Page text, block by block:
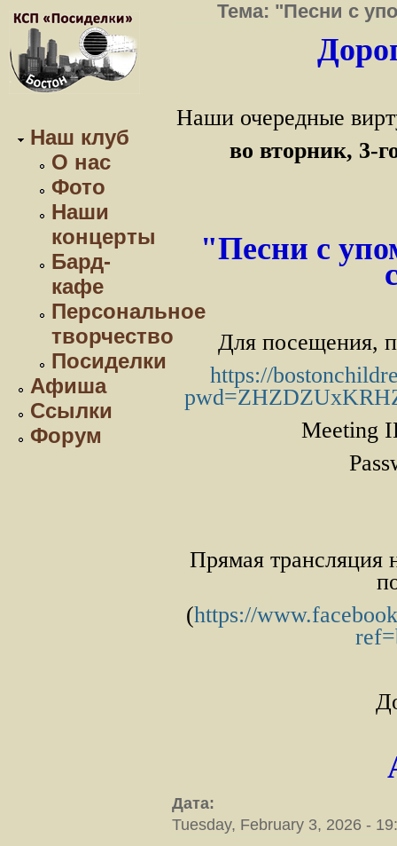
Наш клуб
О нас
Фото
Наши
концерты
Бард-
кафе
Персональное
творчество
Посиделки
Афиша
Ссылки
Форум
Тема: "Песни с
Наши очередные
во вторник, 3-
"Песни с
Для посещения,
https://
Meeting
Прямая трансляция
(https://
Дата:
Tuesday, February 3, 2026 -